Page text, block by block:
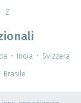
Z
• India • Svizzera
Brasile